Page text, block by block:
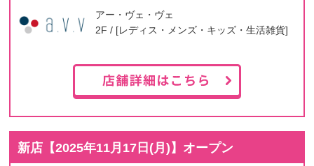
アー・ヴェ・ヴェ
2F / [レディス・メンズ・キッズ・生活雑貨]
新店【2025年11月17日(月) 】オープン